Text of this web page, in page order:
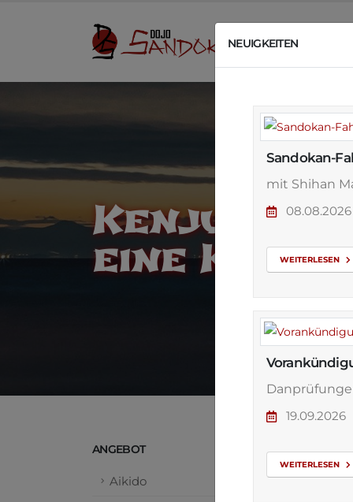
NEUIGKEITEN
Sandokan-
mit Shihan
08.08.2026
WEITERLESEN
19.09.2026
WEITERLESEN
Kenjutsu,
eine
ANGEBOT
Aikido